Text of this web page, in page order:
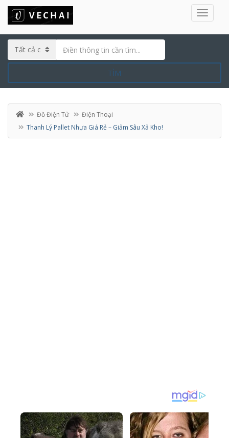
TÌM
Đồ Điện Tử
Điện Thoại
Thanh Lý Pallet Nhựa Giá Rẻ – Giảm Sâu Xả Kho!